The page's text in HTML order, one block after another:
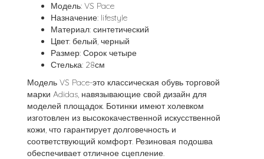
Модель: VS Pace
Назначение: lifestyle
Материал: синтетический
Цвет: белый, черный
Размер: Сорок четыре
Стелька: 28см
Модель VS Pace-это классическая обувь торговой
марки Adidas, навязывающие свой дизайн для
моделей площадок. Ботинки имеют холевком
изготовлен из высококачественной искусственной
кожи, что гарантирует долговечность и
соответствующий комфорт. Резиновая подошва
обеспечивает отличное сцепление.